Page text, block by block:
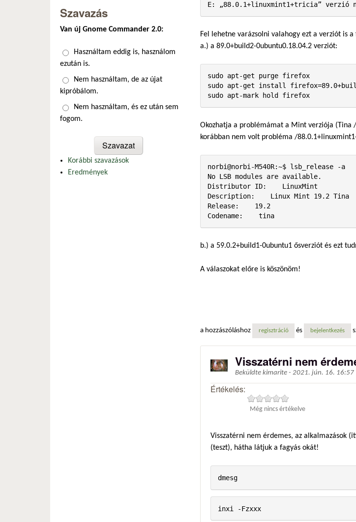
E: „88.0.1+linuxmint1+tricia” verzió
Fel lehetne varázsolni valahogy ezt a verziót is
a.) a 89.0+build2-0ubuntu0.18.04.2 verziót:
sudo apt-get purge firefox
sudo apt-get install
sudo apt-mark hold firefox
Okozhatja a problémámat a Mint verziója
korábban nem volt probléma /
norbi@norbi-M540R:~$ lsb_release -a
No LSB modules are available.
Distributor ID:    LinuxMint
Description:    Linux Mint 19.2 Tina
Release:    19.2
Codename:    tina
b.) a 59.0.2+build1-0ubuntu1 ősverziót és ezt
A válaszokat előre is köszönöm!
a hozzászóláshoz regisztráció és bejelentkezés
Visszatérni nem
Beküldte kimarite - 2021. jún. 16. 16:57
Értékelés:
Még nincs értékelve
Visszatérni nem érdemes, az alkalmazások
(teszt), hátha látjuk a fagyás okát!
dmesg
inxi -Fzxxx
Szavazás
Van új Gnome Commander 2.0:
Választások
Használtam eddig is, használom
ezután is.
Nem használtam, de az újat
kipróbálom.
Nem használtam, és ez után sem
fogom.
Korábbi szavazások
Eredmények